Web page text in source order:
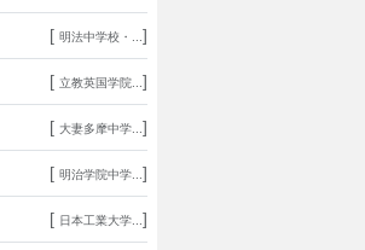
[ 明法中学校・... ]
[ 立教英国学院... ]
[ 大妻多摩中学... ]
[ 明治学院中学... ]
[ 日本工業大学... ]